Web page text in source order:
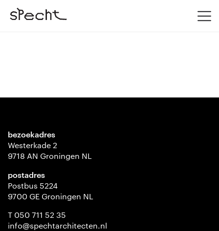
bezoekadres
Westerkade 2
9718 AN Groningen NL
postadres
Postbus 5224
9700 GE Groningen NL
T 050 711 52 35
info@spechtarchitecten.nl